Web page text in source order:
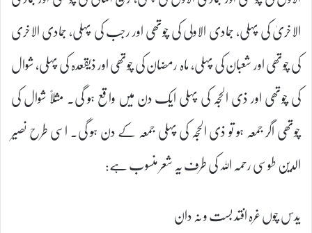
الاخریٰ کی پہلی، جمادی الاولی کی چوتھی اور رجب کی پہلی، جمادی الاخری
کی چوتھی اور شعبان کی پہلی، ماہ رمضان کی چوتھی اور ذیقعدہ کی پہلی، شوال
کی چوتھی اور ذی الحجہ کی پہلی ایک دن میں واقع ہو گی۔ مثلاً شوال کی
چوتھی اگر جمعہ ہو تو ذی الحجہ کی پہلی جمعہ کے دن ہو گی۔ اسی طرح نصیر
الدین طوسی رحمہ اللہ کی طرف یہ شعر منسوب ہے:
یدس چوں غرہ افتد بست و نہ دان